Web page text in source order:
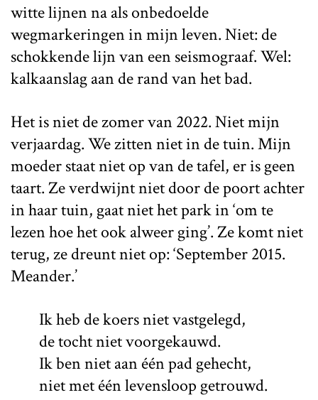
witte lijnen na als onbedoelde
wegmarkeringen in mijn leven. Niet: de
schokkende lijn van een seismograaf. Wel:
kalkaanslag aan de rand van het bad.
Het is niet de zomer van 2022. Niet mijn
verjaardag. We zitten niet in de tuin. Mijn
moeder staat niet op van de tafel, er is geen
taart. Ze verdwijnt niet door de poort achter
in haar tuin, gaat niet het park in ‘om te
lezen hoe het ook alweer ging’. Ze komt niet
terug, ze dreunt niet op: ‘September 2015.
Meander.’
Ik heb de koers niet vastgelegd,
de tocht niet voorgekauwd.
Ik ben niet aan één pad gehecht,
niet met één levensloop getrouwd.